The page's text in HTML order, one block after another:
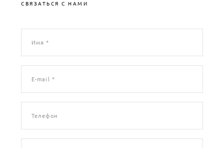
СВЯЗАТЬСЯ С НАМИ
Имя *
E-mail *
Телефон